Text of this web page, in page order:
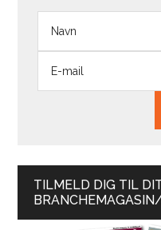
TILMELD DIG TIL